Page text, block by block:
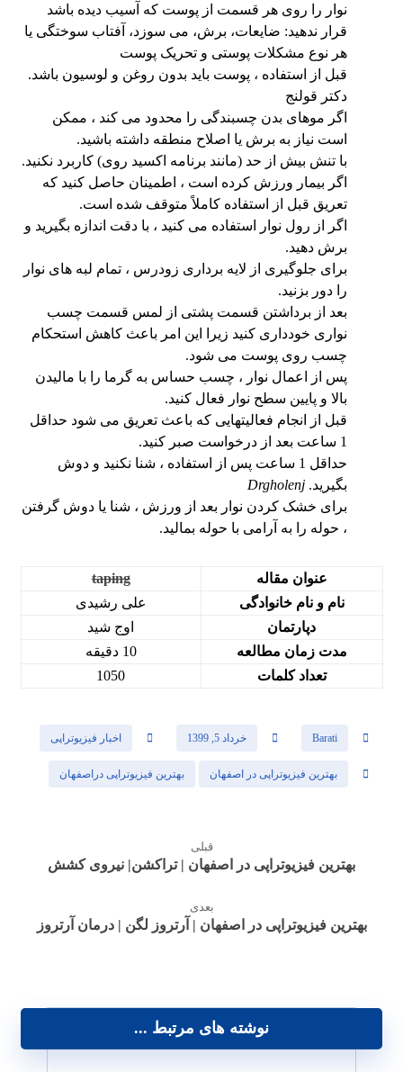
نوار را روی هر قسمت از پوست که آسیب دیده باشد
قرار ندهید: ضایعات، برش، می سوزد، آفتاب سوختگی یا
هر نوع مشکلات پوستی و تحریک پوست
قبل از استفاده ، پوست باید بدون روغن و لوسیون باشد.
دکتر قولنج
اگر موهای بدن چسبندگی را محدود می کند ، ممکن
است نیاز به برش یا اصلاح منطقه داشته باشید.
با تنش بیش از حد (مانند برنامه اکسید روی) کاربرد نکنید.
اگر بیمار ورزش کرده است ، اطمینان حاصل کنید که
تعریق قبل از استفاده کاملاً متوقف شده است.
اگر از رول نوار استفاده می کنید ، با دقت اندازه بگیرید و
برش دهید.
برای جلوگیری از لایه برداری زودرس ، تمام لبه های نوار
را دور بزنید.
بعد از برداشتن قسمت پشتی از لمس قسمت چسب
نواری خودداری کنید زیرا این امر باعث کاهش استحکام
چسب روی پوست می شود.
پس از اعمال نوار ، چسب حساس به گرما را با مالیدن
بالا و پایین سطح نوار فعال کنید.
قبل از انجام فعالیتهایی که باعث تعریق می شود حداقل
1 ساعت بعد از درخواست صبر کنید.
حداقل 1 ساعت پس از استفاده ، شنا نکنید و دوش
بگیرید.Drgholenj
برای خشک کردن نوار بعد از ورزش ، شنا یا دوش گرفتن
، حوله را به آرامی با حوله بمالید.
عنوان مقاله
taping
نام و نام خانوادگی
علی رشیدی
دپارتمان
اوج شید
مدت زمان مطالعه
10 دقیقه
تعداد کلمات
1050
Barati خرداد 5, 1399 اخبار فیزیوتراپی
بهترین فیزیوتراپی در اصفهان بهترین فیزیوتراپی دراصفهان
قبلی
بهترین فیزیوتراپی در اصفهان | تراکشن| نیروی کشش
بعدی
بهترین فیزیوتراپی در اصفهان | آرتروز لگن | درمان آرتروز
نوشته های مرتبط ...